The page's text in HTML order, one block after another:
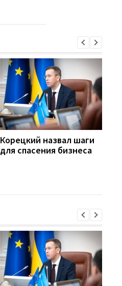
Корецкий назвал шаги
для спасения бизнеса